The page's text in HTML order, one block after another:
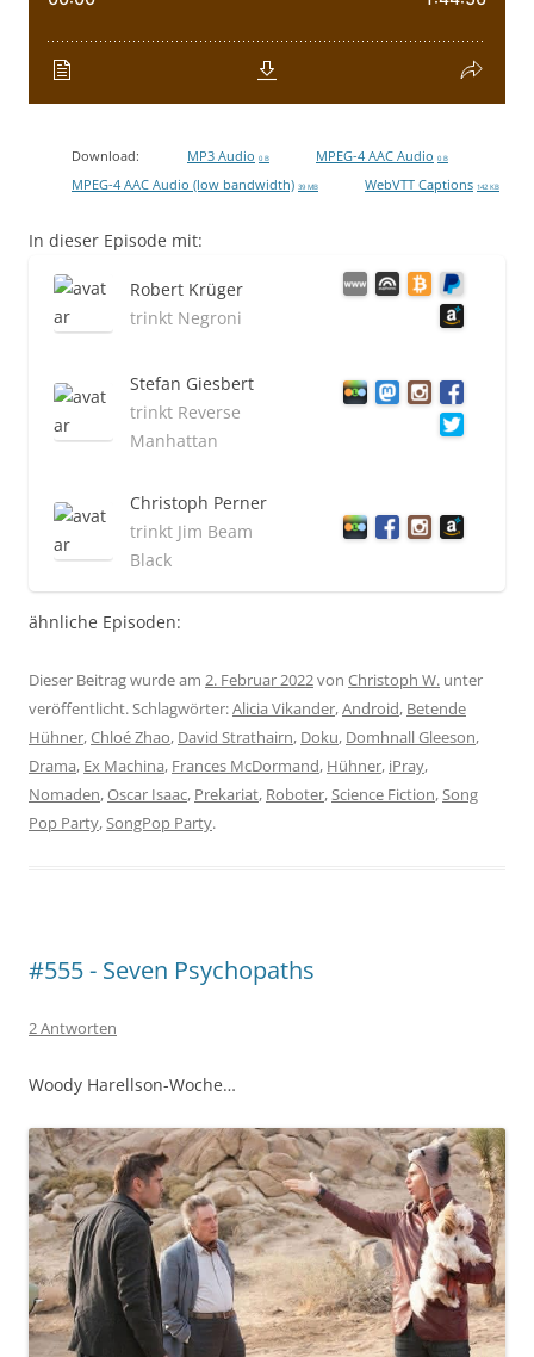
Download: MP3 Audio 0 B MPEG-4 AAC Audio 0 B
MPEG-4 AAC Audio (low bandwidth) 39 MB WebVTT Captions 142 KB
In dieser Episode mit:
Robert Krüger
trinkt Negroni
Stefan Giesbert
trinkt Reverse
Manhattan
Christoph Perner
trinkt Jim Beam
Black
ähnliche Episoden:
Dieser Beitrag wurde am 2. Februar 2022von Christoph W. unter
veröffentlicht. Schlagwörter:Alicia Vikander,Android, Betende
Hühner,Chloé Zhao, David Strathairn, Doku, Domhnall Gleeson,
Drama, Ex Machina, Frances McDormand, Hühner, iPray,
Nomaden,Oscar Isaac, Prekariat, Roboter,Science Fiction,Song
Pop Party,SongPop Party.
#555 - Seven Psychopaths
2 Antworten
Woody Harellson-Woche…